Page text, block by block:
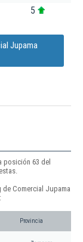
5
Jupama
posición 63 del
Comercial Jupama
Provincia